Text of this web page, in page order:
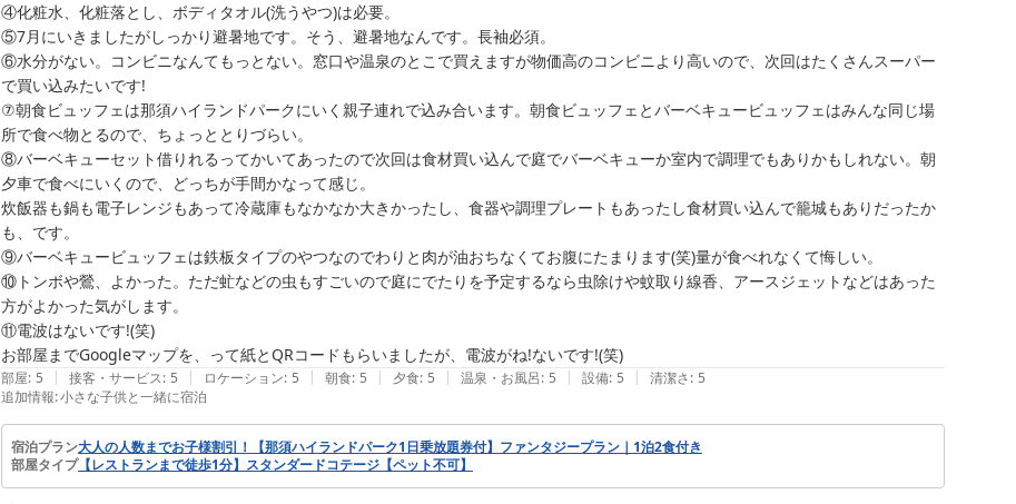
④化粧水、化粧落とし、ボディタオル(洗うやつ)は必要。
⑤7月にいきましたがしっかり避暑地です。そう、避暑地なんです。長袖必須。
⑥水分がない。コンビニなんてもっとない。窓口や温泉のとこで買えますが物価高のコンビニより高いので、次回はたくさんスーパー
で買い込みたいです!
⑦朝食ビュッフェは那須ハイランドパークにいく親子連れで込み合います。朝食ビュッフェとバーベキュービュッフェはみんな同じ場
所で食べ物とるので、ちょっととりづらい。
⑧バーベキューセット借りれるってかいてあったので次回は食材買い込んで庭でバーベキューか室内で調理でもありかもしれない。朝
夕車で食べにいくので、どっちが手間かなって感じ。
炊飯器も鍋も電子レンジもあって冷蔵庫もなかなか大きかったし、食器や調理プレートもあったし食材買い込んで籠城もありだったか
も、です。
⑨バーベキュービュッフェは鉄板タイプのやつなのでわりと肉が油おちなくてお腹にたまります(笑)量が食べれなくて悔しい。
⑩トンボや鶯、よかった。ただ虻などの虫もすごいので庭にでたりを予定するなら虫除けや蚊取り線香、アースジェットなどはあった
方がよかった気がします。
⑪電波はないです!(笑)
部屋: 5 | 接客・サービス: 5 | ロケーション: 5 | 朝食: 5 | 夕食: 5 | 温泉・お風呂: 5 | 設備: 5 | 清潔さ: 5
追加情報:小さな子供と一緒に宿泊
宿泊プラン大人の人数までお子様割引！【那須ハイランドパーク1日乗放題券付】ファンタジープラン｜1泊2食付き
部屋タイプ【レストランまで徒歩1分】スタンダードコテージ【ペット不可】